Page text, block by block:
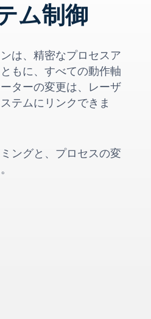
ム制御
は、精密なプロセスア
もに、すべての動作軸
ターの変更は、レーザ
テムにリンクできま
ングと、プロセスの変